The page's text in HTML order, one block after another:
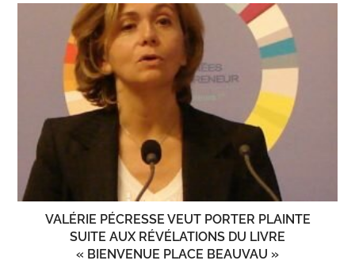
VALÉRIE PÉCRESSE VEUT PORTER PLAINTE
SUITE AUX RÉVÉLATIONS DU LIVRE
« BIENVENUE PLACE BEAUVAU »